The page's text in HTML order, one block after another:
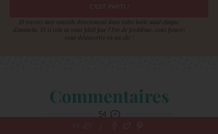
Et recevez mes conseils directement dans votre boite mail chaque
dimanche. Et si cela ne vous plait pas ? Pas de problème, vous pouvez
vous désinscrire en un clic !
Commentaires
54